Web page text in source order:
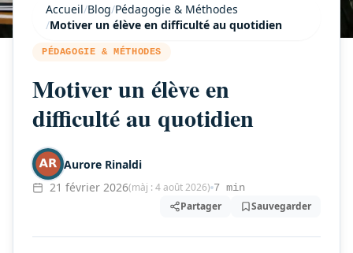
Accueil/Blog/Pédagogie & Méthodes
/Motiver un élève en difficulté au quotidien
PÉDAGOGIE & MÉTHODES
Motiver un élève en
difficulté au quotidien
Aurore Rinaldi
21 février 2026(màj : 4 août 2026) 7 min
Partager Sauvegarder